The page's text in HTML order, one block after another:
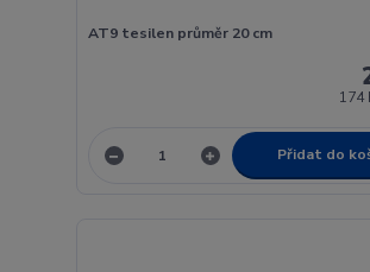
AT9 tesilen průměr 20 cm
174
Přidat do